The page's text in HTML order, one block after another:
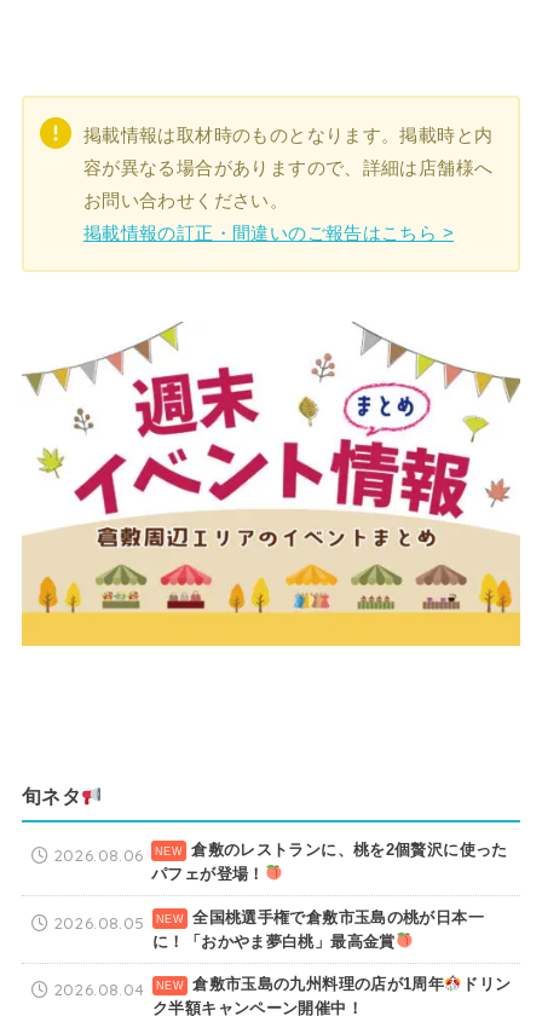
掲載情報は取材時のものとなります。掲載時と内
容が異なる場合がありますので、詳細は店舗様へ
お問い合わせください。
掲載情報の訂正・間違いのご報告はこちら >
旬ネタ
倉敷のレストランに、桃を2個贅沢に使った
パフェが登場！
2026.08.06
全国桃選手権で倉敷市玉島の桃が日本一
に！「おかやま夢白桃」最高金賞
2026.08.05
倉敷市玉島の九州料理の店が1周年
ドリン
ク半額キャンペーン開催中！
2026.08.04